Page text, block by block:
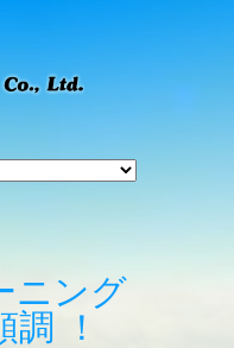
ニング
！